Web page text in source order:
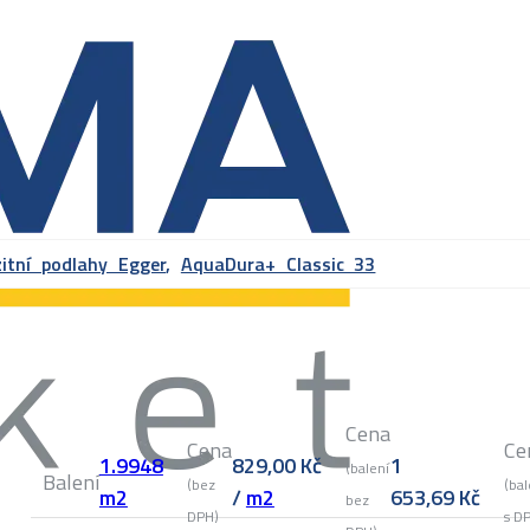
podlahy Egger, AquaDura+ Classic 33
Balení1.9948
m2
Cena
(bez
DPH)
829,00Kč
/m2
Cena
(balení
bez
1
653,69Kč
s